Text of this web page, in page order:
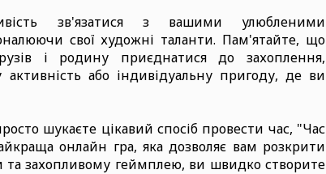
зв'язатися з вашими улюбленими
свої художні таланти. Пам'ятайте, що
і родину приєднатися до захоплення,
або індивідуальну пригоду, де ви
шукаєте цікавий спосіб провести час, "Час
онлайн гра, яка дозволяє вам розкрити
та захопливому геймплею, ви швидко створите